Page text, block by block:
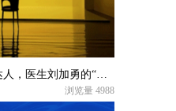
从乡村医生到科普达人，医生刘加勇的“折腾”之路 | 了不起的自己
浏览量 4988